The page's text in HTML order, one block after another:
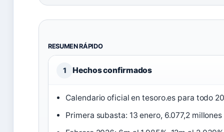
RESUMEN RÁPIDO
1 Hechos confirmados
Calendario oficial en tesoro.es para todo
Primera subasta: 13 enero, 6.077,2